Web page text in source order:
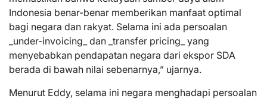
Indonesia benar-benar memberikan manfaat optimal
bagi negara dan rakyat. Selama ini ada persoalan
_under-invoicing_ dan _transfer pricing_ yang
menyebabkan pendapatan negara dari ekspor SDA
berada di bawah nilai sebenarnya,” ujarnya.
Menurut Eddy, selama ini negara menghadapi persoalan